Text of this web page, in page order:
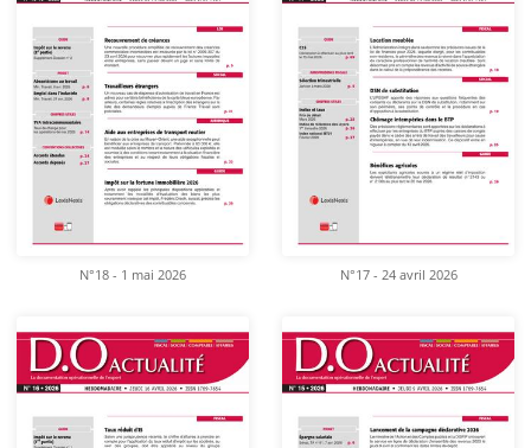
N°18 - 1 mai 2026 N°17 - 24 avril 2026